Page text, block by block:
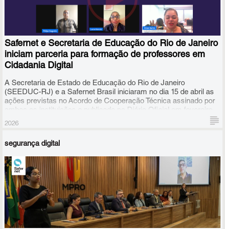
Safernet e Secretaria de Educação do Rio de Janeiro
iniciam parceria para formação de professores em
Cidadania Digital
A Secretaria de Estado de Educação do Rio de Janeiro
(SEEDUC-RJ) e a Safernet Brasil iniciaram no dia 15 de abril as
ações previstas no Acordo de Cooperação Técnica assinado por
ambas as instituições e publicado no Diário Oficial em fevereiro
de 2026.
2026
segurança digital